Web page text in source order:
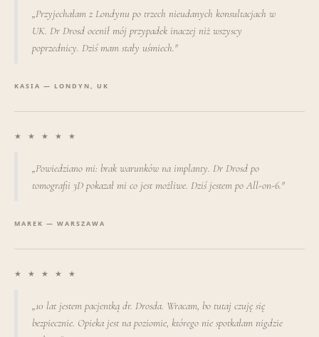
„Przyjechałam z Londynu po trzech nieudanych konsultacjach w
UK. Dr Drosd ocenił mój przypadek inaczej niż wszyscy
poprzednicy. Dziś mam stały uśmiech."
KASIA — LONDYN, UK
★ ★ ★ ★ ★
„Powiedziano mi: brak warunków na implanty. Dr Drosd po
tomografii 3D pokazał mi co jest możliwe. Dziś jestem po All-on-6."
MAREK — WARSZAWA
★ ★ ★ ★ ★
„10 lat jestem pacjentką dr. Drosda. Wracam, bo tutaj czuję się
bezpiecznie. Opieka jest na poziomie, którego nie spotkałam nigdzie